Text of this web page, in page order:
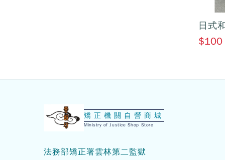
日式
$100
矯正機關自營商城
Ministry of Justice Shop Store
法務部矯正署雲林第二監獄